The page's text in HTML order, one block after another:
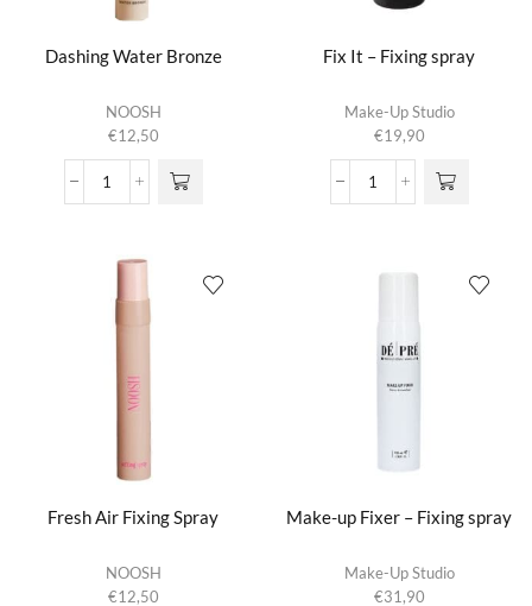
Dashing Water Bronze
NOOSH
€12,50
Dashing Water Bronze
Fix It – Fixing spray
Make-Up Studio
€19,90
Fix
spray
Fresh Air Fixing Spray
NOOSH
€12,50
Make-up Fixer – Fixing spray
Make-Up Studio
€31,90